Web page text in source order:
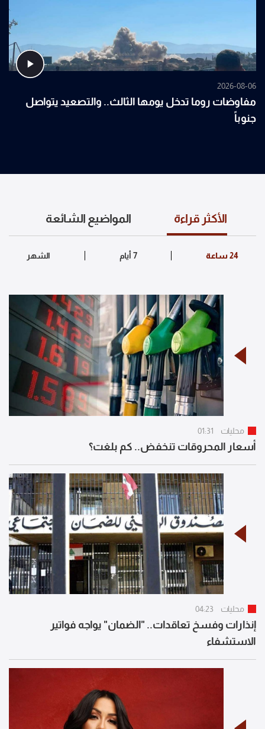
2026-08-06
مفاوضات روما تدخل يومها الثالث.. والتصعيد يتواصل
جنوباً
الأكثر قراءة المواضيع الشائعة
محليات 01:31
أسعار المحروقات تنخفض.. كم بلغت؟
محليات 04:23
إنذارات وفسخ تعاقدات.. "الضمان" يواجه فواتير
الاستشفاء